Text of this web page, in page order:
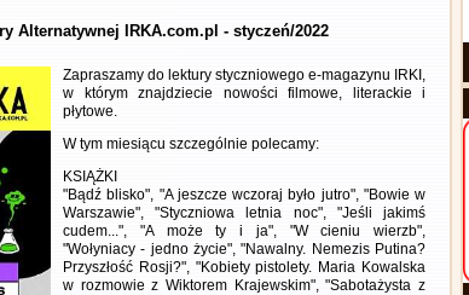
Alternatywnej IRKA.com.pl - styczeń/2022
Zapraszamy do lektury styczniowego e-magazynu IRKI,
w którym znajdziecie nowości filmowe, literackie i
płytowe.
W tym miesiącu szczególnie polecamy:
KSIĄŻKI
"Bądź blisko", "A jeszcze wczoraj było jutro", "Bowie w
Warszawie", "Styczniowa letnia noc", "Jeśli jakimś
cudem...", "A może ty i ja", "W cieniu wierzb",
"Wołyniacy - jedno życie", "Nawalny. Nemezis Putina?
Przyszłość Rosji?", "Kobiety pistolety. Maria Kowalska
w rozmowie z Wiktorem Krajewskim", "Sabotażysta z